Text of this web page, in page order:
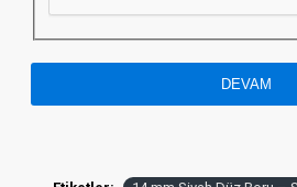
DEVAM